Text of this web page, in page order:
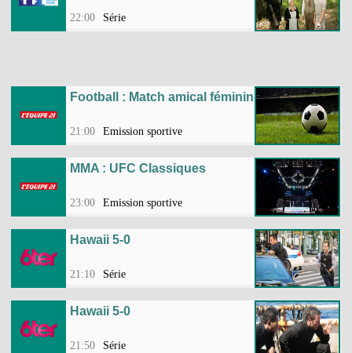
22:00 Série
Football : Match amical féminin
21:00 Emission sportive
MMA : UFC Classiques
23:00 Emission sportive
Hawaii 5-0
21:10 Série
Hawaii 5-0
21:50 Série